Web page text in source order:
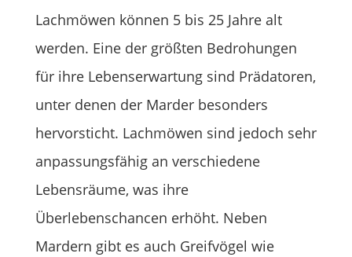
Lachmöwen können 5 bis 25 Jahre alt
werden. Eine der größten Bedrohungen
für ihre Lebenserwartung sind Prädatoren,
unter denen der Marder besonders
hervorsticht. Lachmöwen sind jedoch sehr
anpassungsfähig an verschiedene
Lebensräume, was ihre
Überlebenschancen erhöht. Neben
Mardern gibt es auch Greifvögel wie